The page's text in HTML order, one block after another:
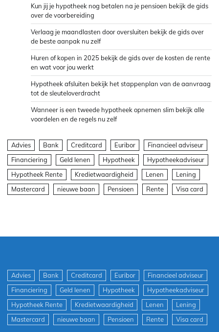
Kun jij je hypotheek nog betalen na je pensioen bekijk de gids
over de voorbereiding
Verlaag je maandlasten door oversluiten bekijk de gids over
de beste aanpak nu zelf
Huren of kopen in 2025 bekijk de gids over de kosten de rente
en wat voor jou werkt
Hypotheek afsluiten bekijk het stappenplan van de aanvraag
tot de sleuteloverdracht
Wanneer is een tweede hypotheek opnemen slim bekijk alle
voordelen en de regels nu zelf
Advies Bank Creditcard Euribor
Financieel adviseur
Financiering
Geld lenen Hypotheek
Hypotheekadviseur
Hypotheek Rente
Kredietwaardigheid Lenen
Lening
Mastercard
nieuwe baan Pensioen Rente Visa card
Advies Bank Creditcard Euribor
Financieel adviseur
Financiering
Geld lenen Hypotheek
Hypotheekadviseur
Hypotheek Rente
Kredietwaardigheid Lenen
Lening
Mastercard
nieuwe baan Pensioen Rente Visa card